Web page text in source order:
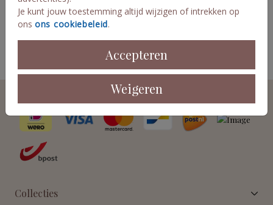
Je kunt jouw toestemming altijd wijzigen of intrekken op
ons ons cookiebeleid.
Accepteren
Weigeren
OMSCHRIJVING
Wil je zien hoe de touwtjes, linten of koord er in het echt
Prijs:€ 1,49 per 1 Sample-setjes
Veilig winkelen en betalen
Collecties